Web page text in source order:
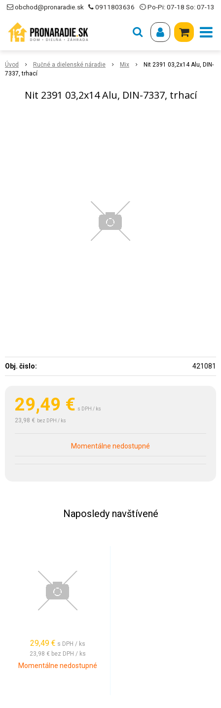
obchod@pronaradie.sk 0911803636 ⏲ Po-Pi: 07-18 So: 07-13
Úvod Ručné a dielenské náradie Mix
Nit 2391 03,2x14 Alu, DIN-
7337, trhací
Nit 2391 03,2x14 Alu, DIN-7337, trhací
29,49 € s DPH / ks
23,98 € bez DPH / ks
Momentálne nedostupné
Obj. čislo: 421081
Naposledy navštívené
29,49 € s DPH / ks
23,98 € bez DPH / ks
Momentálne nedostupné